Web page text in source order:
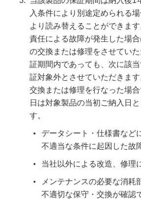
入条件により別途定められる
より読み替えることができま
責任による故障が発生した場
の交換または修理をさせてい
証期間内であっても、次に該
証対象外とさせていただきま
交換または修理を行なった場
日は対象製品の当初ご納入日
す。
データシート・仕様書など
不適当な条件に起因した故
当社以外による改造、修理
メンテナンスの必要な消耗
不適切な保守・交換が確認